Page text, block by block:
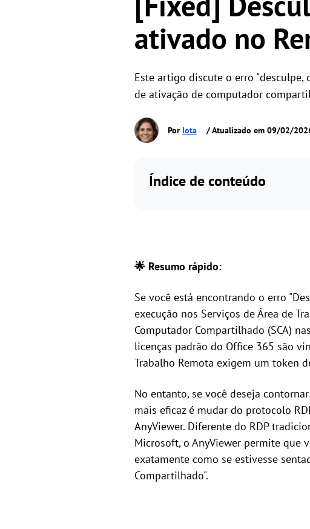
ativado no
Este artigo discute o erro "desculpe,
de ativação de computador
Por Iota / Atualizado em 09/02/
Índice de conteúdo
🌟 Resumo rápido:
Se você está encontrando o erro
execução nos Serviços de Área de
Computador Compartilhado (SCA)
licenças padrão do Office 365 são
Trabalho Remota exigem um token
No entanto, se você deseja
mais eficaz é mudar do protocolo
AnyViewer. Diferente do RDP
Microsoft, o AnyViewer permite que
exatamente como se estivesse
Compartilhado".